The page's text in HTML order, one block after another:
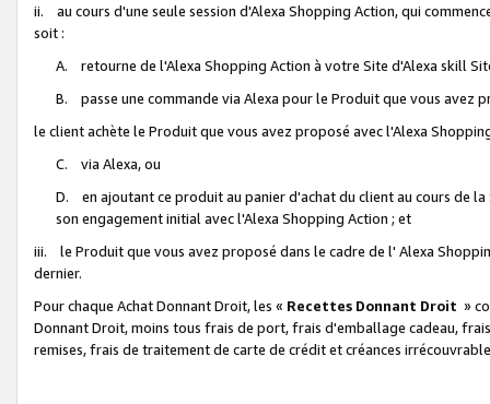
ii. au cours d'une seule session d'Alexa Shopping Action, qui
soit :
A. retourne de l'Alexa Shopping Action à votre Site d'Alexa skill
B. passe une commande via Alexa pour le Produit que vous avez
le client achète le Produit que vous avez proposé avec l'Alexa
C. via Alexa, ou
D. en ajoutant ce produit au panier d'achat du client au cours de
son engagement initial avec l'Alexa Shopping Action ; et
iii. le Produit que vous avez proposé dans le cadre de l' Alexa
dernier.
Pour chaque Achat Donnant Droit, les « Recettes Donnant Droit »
Donnant Droit, moins tous frais de port, frais d'emballage cadeau,
remises, frais de traitement de carte de crédit et créances